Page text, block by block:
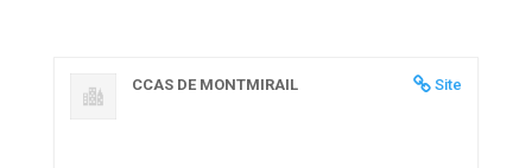
Site
CCAS DE MONTMIRAIL